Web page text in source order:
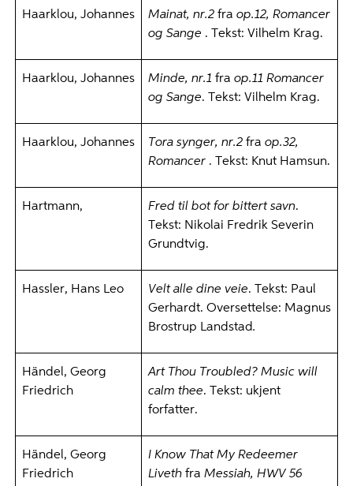
Haarklou, Johannes Mainat, nr.2 fra op.12, Romancer
og Sange . Tekst: Vilhelm Krag.
Haarklou, Johannes Minde, nr.1 fra op.11 Romancer
og Sange. Tekst: Vilhelm Krag.
Haarklou, Johannes Tora synger, nr.2 fra op.32,
Romancer . Tekst: Knut Hamsun.
Hartmann, Fred til bot for bittert savn.
Tekst: Nikolai Fredrik Severin
Grundtvig.
Hassler, Hans Leo Velt alle dine veie. Tekst: Paul
Gerhardt. Oversettelse: Magnus
Brostrup Landstad.
Händel, Georg
Friedrich
Art Thou Troubled? Music will
calm thee. Tekst: ukjent
forfatter.
Händel, Georg
Friedrich
I Know That My Redeemer
Liveth fra Messiah, HWV 56